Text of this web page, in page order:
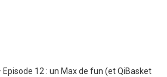
12 : un Max de fun (et QiBasket